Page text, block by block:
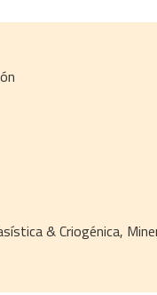
& Criogénica,